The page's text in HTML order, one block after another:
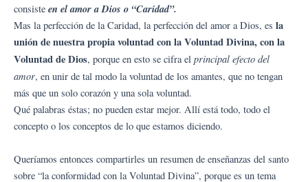
consiste en el amor a Dios o “Caridad”.
Mas la perfección de la Caridad, la perfección del amor a Dios, es la
unión de nuestra propia voluntad con la Voluntad Divina, con la
Voluntad de Dios, porque en esto se cifra el principal efecto del
amor, en unir de tal modo la voluntad de los amantes, que no tengan
más que un solo corazón y una sola voluntad.
Qué palabras éstas; no pueden estar mejor. Allí está todo, todo el
concepto o los conceptos de lo que estamos diciendo.
Queríamos entonces compartirles un resumen de enseñanzas del santo
sobre “la conformidad con la Voluntad Divina”, porque es un tema